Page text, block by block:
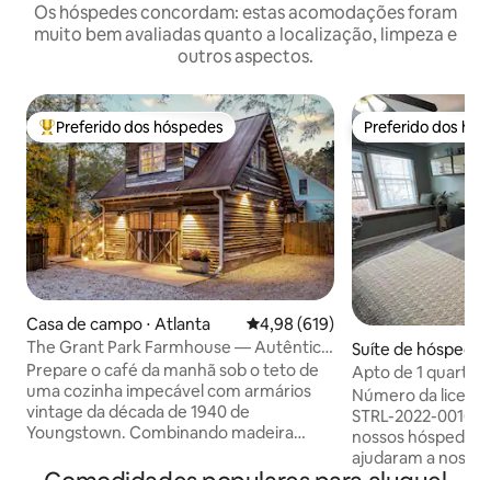
Os hóspedes concordam: estas acomodações foram
muito bem avaliadas quanto a localização, limpeza e
outros aspectos.
Entre os melhores preferidos dos hóspedes
Preferido dos hóspedes
Casa de campo ⋅ Atlanta 4,98 de uma avaliação média de
4,98 (619)
The Grant Park Farmhouse — Autêntico
charme do sul
Prepare o café da manhã sob o teto de
uma cozinha impecável com armários
vintage da década de 1940 de
Youngstown. Combinando madeira
toques de azul pó, esta linda casa está
Preferido dos
Preferido dos
Suíte de
a
Apto de 1 quarto
localização, a 5
Número da
STRL-2022-00161 OBRIGADO a todos os
nossos hóspedes
ajudaram a nos